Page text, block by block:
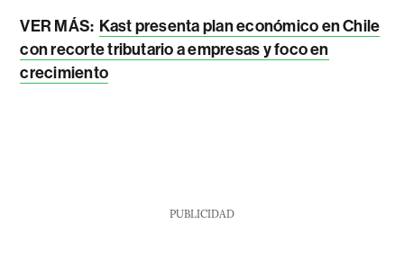
VER MÁS: Kast presenta plan económico en Chile
con recorte tributario a empresas y foco en
crecimiento
PUBLICIDAD